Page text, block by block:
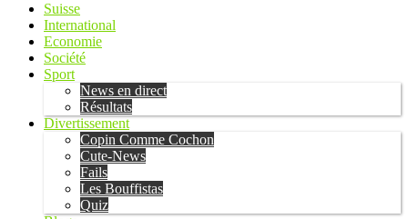
Suisse
International
Economie
Société
Sport
News en direct
Résultats
Divertissement
Copin Comme Cochon
Cute-News
Fails
Les Bouffistas
Quiz